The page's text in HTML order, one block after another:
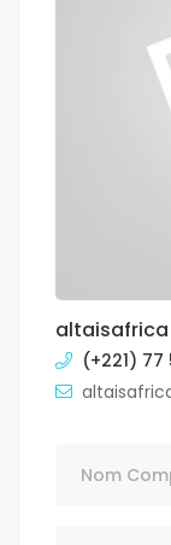
altaisafrica
(+221) 77